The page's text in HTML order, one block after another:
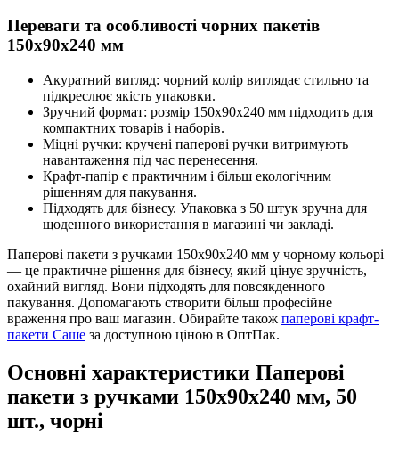
Переваги та особливості чорних пакетів
150x90x240 мм
Акуратний вигляд: чорний колір виглядає стильно та
підкреслює якість упаковки.
Зручний формат: розмір 150x90x240 мм підходить для
компактних товарів і наборів.
Міцні ручки: кручені паперові ручки витримують
навантаження під час перенесення.
Крафт-папір є практичним і більш екологічним
рішенням для пакування.
Підходять для бізнесу. Упаковка з 50 штук зручна для
щоденного використання в магазині чи закладі.
Паперові пакети з ручками 150x90x240 мм у чорному кольорі
— це практичне рішення для бізнесу, який цінує зручність,
охайний вигляд. Вони підходять для повсякденного
пакування. Допомагають створити більш професійне
враження про ваш магазин. Обирайте також паперові крафт-
пакети Саше за доступною ціною в ОптПак.
Основні характеристики Паперові
пакети з ручками 150x90x240 мм, 50
шт., чорні